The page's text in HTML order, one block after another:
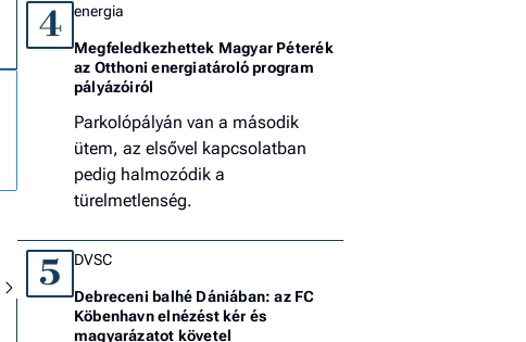
4 energia
Megfeledkezhettek Magyar Péterék
az Otthoni energiatároló program
pályázóiról
Parkolópályán van a második
ütem, az elsővel kapcsolatban
pedig halmozódik a
türelmetlenség.
5 DVSC
Debreceni balhé Dániában: az FC
Köbenhavn elnézést kér és
magyarázatot követel